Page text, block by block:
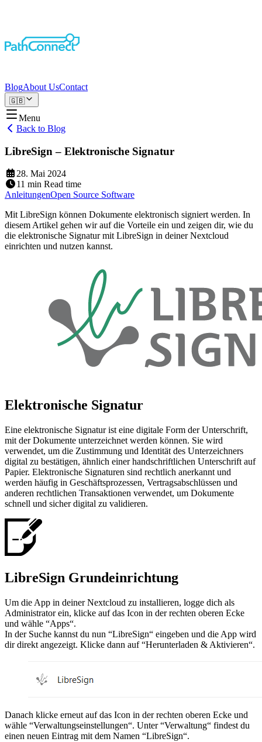
BlogAbout UsContact
🇬🇧
Menu
Back to Blog
LibreSign – Elektronische Signatur
28. Mai 2024
11 min Read time
AnleitungenOpen Source Software
Mit LibreSign können Dokumente elektronisch signiert werden. In
diesem Artikel gehen wir auf die Vorteile ein und zeigen dir, wie du
die elektronische Signatur mit LibreSign in deiner Nextcloud
einrichten und nutzen kannst.
Elektronische Signatur
Eine elektronische Signatur ist eine digitale Form der Unterschrift,
mit der Dokumente unterzeichnet werden können. Sie wird
verwendet, um die Zustimmung und Identität des Unterzeichners
digital zu bestätigen, ähnlich einer handschriftlichen Unterschrift auf
Papier. Elektronische Signaturen sind rechtlich anerkannt und
werden häufig in Geschäftsprozessen, Vertragsabschlüssen und
anderen rechtlichen Transaktionen verwendet, um Dokumente
schnell und sicher digital zu validieren.
LibreSign Grundeinrichtung
Um die App in deiner Nextcloud zu installieren, logge dich als
Administrator ein, klicke auf das Icon in der rechten oberen Ecke
und wähle “Apps“.
In der Suche kannst du nun “LibreSign“ eingeben und die App wird
dir direkt angezeigt. Klicke dann auf “Herunterladen & Aktivieren“.
Danach klicke erneut auf das Icon in der rechten oberen Ecke und
wähle “Verwaltungseinstellungen“. Unter “Verwaltung“ findest du
einen neuen Eintrag mit dem Namen “LibreSign“.